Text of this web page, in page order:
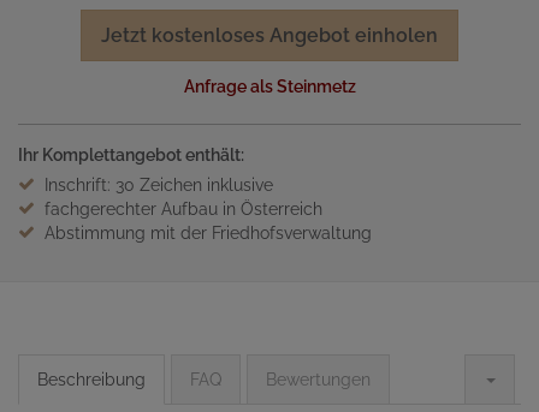
Jetzt kostenloses Angebot einholen
Anfrage als Steinmetz
Ihr Komplettangebot enthält:
Inschrift: 30 Zeichen inklusive
fachgerechter Aufbau in Österreich
Abstimmung mit der Friedhofsverwaltung
Beschreibung FAQ Bewertungen